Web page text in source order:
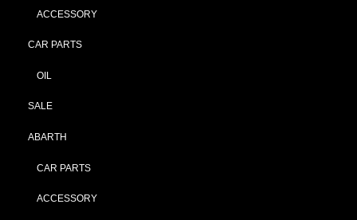
ACCESSORY
CAR PARTS
OIL
SALE
ABARTH
CAR PARTS
ACCESSORY